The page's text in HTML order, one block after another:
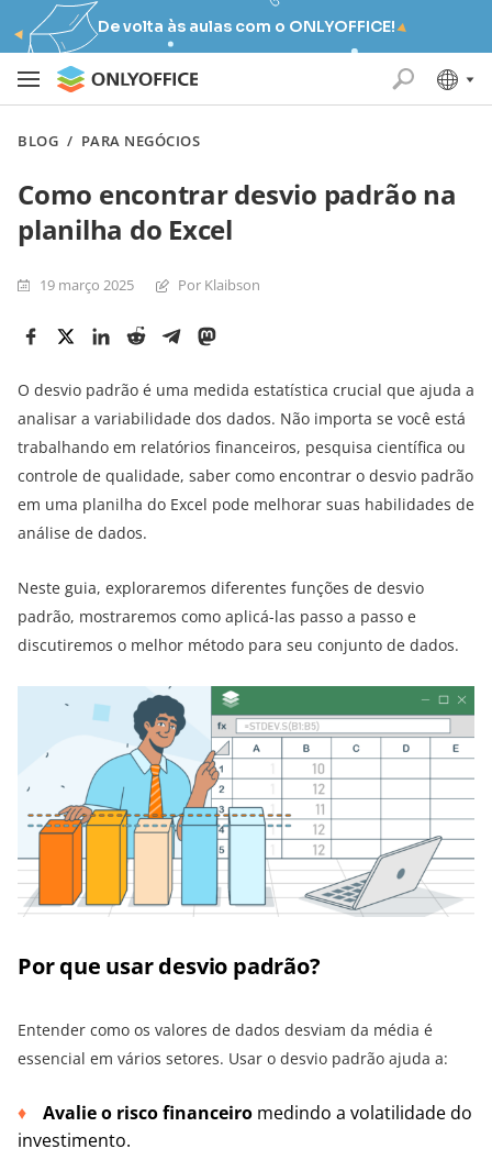
De volta às aulas com o ONLYOFFICE!
BLOG / PARA NEGÓCIOS
Como encontrar desvio padrão na
planilha do Excel
19 março 2025 Por Klaibson
O desvio padrão é uma medida estatística crucial que ajuda a
analisar a variabilidade dos dados. Não importa se você está
trabalhando em relatórios financeiros, pesquisa científica ou
controle de qualidade, saber como encontrar o desvio padrão
em uma planilha do Excel pode melhorar suas habilidades de
análise de dados.
Neste guia, exploraremos diferentes funções de desvio
padrão, mostraremos como aplicá-las passo a passo e
discutiremos o melhor método para seu conjunto de dados.
Por que usar desvio padrão?
Entender como os valores de dados desviam da média é
essencial em vários setores. Usar o desvio padrão ajuda a:
Avalie o risco financeiro medindo a volatilidade do
investimento.